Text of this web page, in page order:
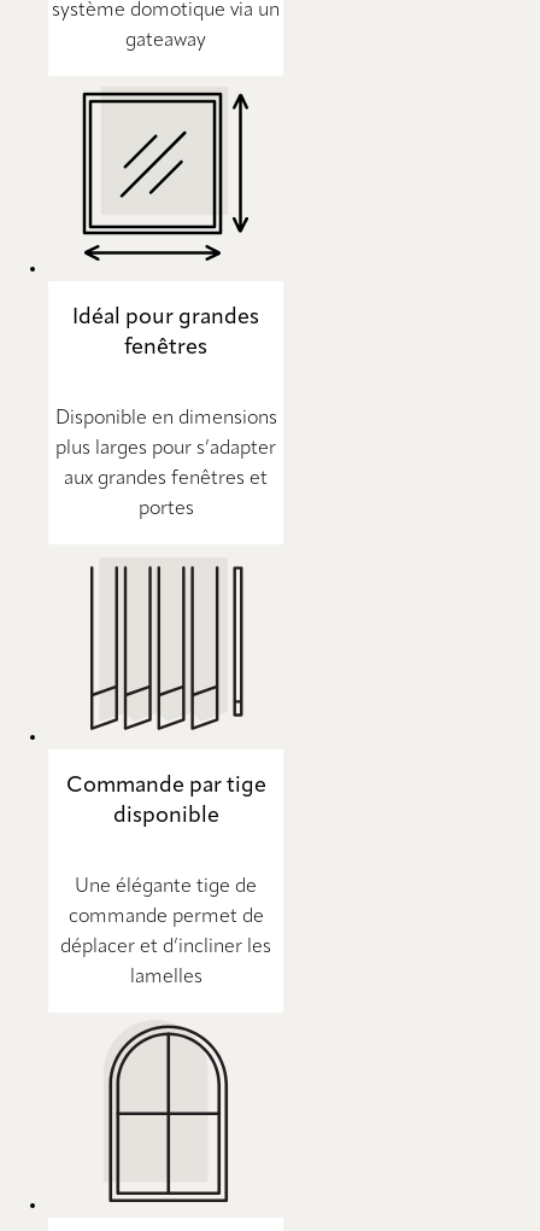
système domotique via un
gateaway
Idéal pour grandes
fenêtres
Disponible en dimensions
plus larges pour s’adapter
aux grandes fenêtres et
portes
Commande par tige
disponible
Une élégante tige de
commande permet de
déplacer et d’incliner les
lamelles